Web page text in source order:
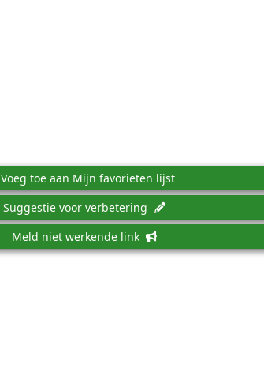
Voeg toe aan Mijn favorieten lijst
Suggestie voor verbetering
Meld niet werkende link